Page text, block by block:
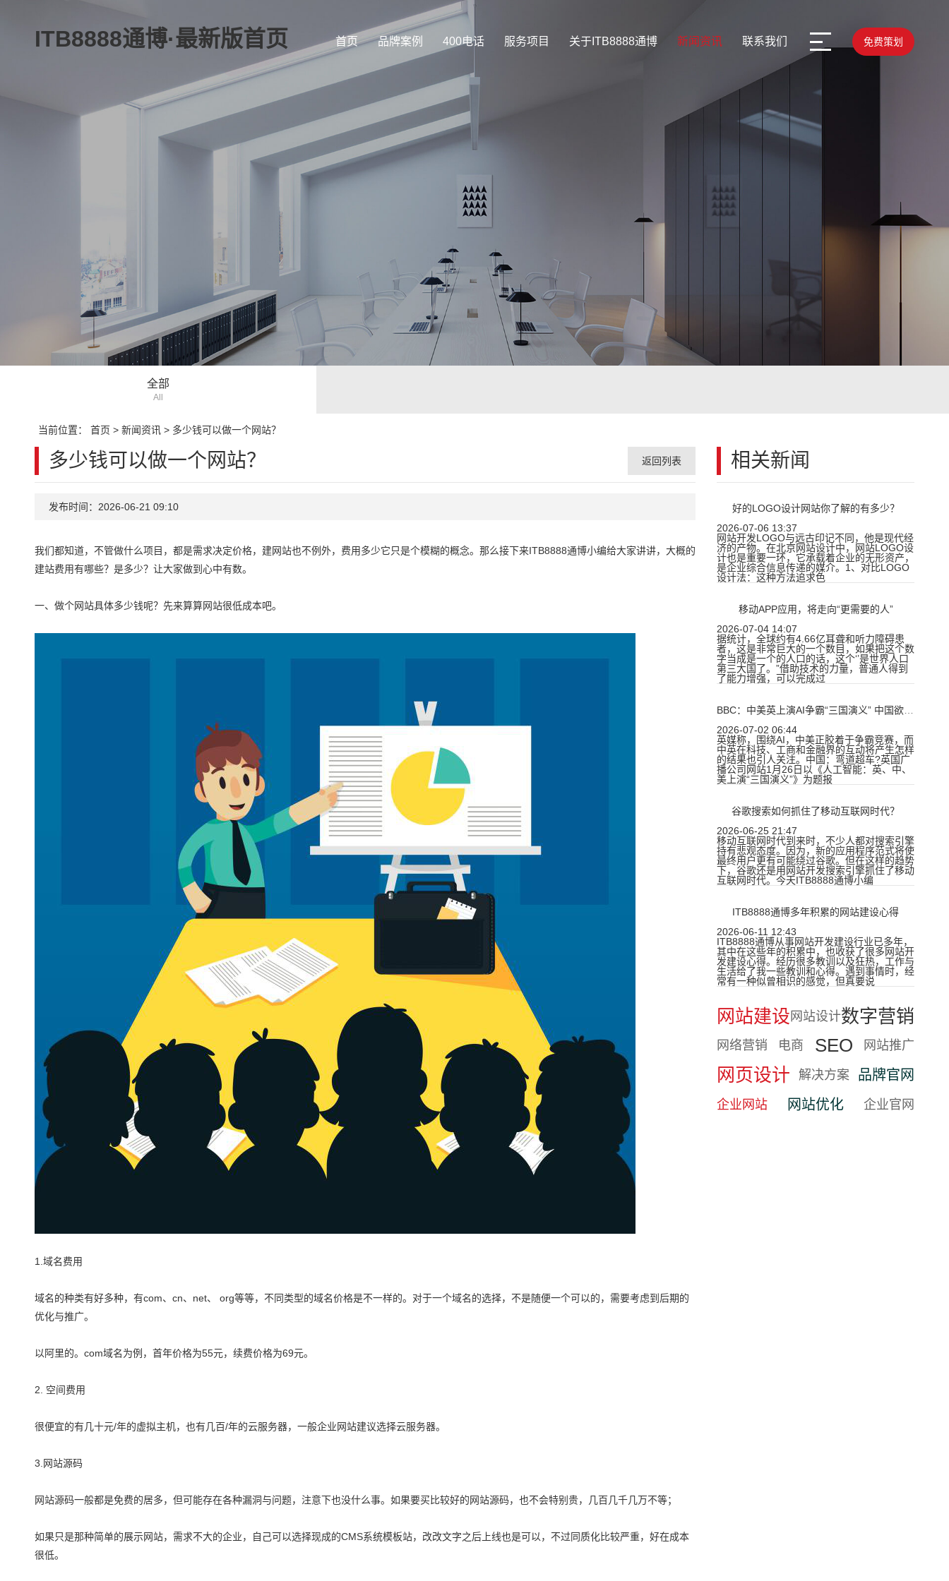
ITB8888通博·最新版首页 首页 品牌案例 400电话 服务项目 关于ITB8888通博 新闻资讯 联系我们 免费策划
全部
All
当前位置： 首页 > 新闻资讯> 多少钱可以做一个网站？
相关新闻
好的LOGO设计网站你了解的有多少？
2026-07-06 13:37
网站开发LOGO与远古印记不同，他是现代经
济的产物。在北京网站设计中，网站LOGO设
计也是重要一环，它承载着企业的无形资产，
是企业综合信息传递的媒介。1、对比LOGO
设计法：这种方法追求色
移动APP应用，将走向“更需要的人”
2026-07-04 14:07
据统计，全球约有4.66亿耳聋和听力障碍患
者，这是非常巨大的一个数目，如果把这个数
字当成是一个的人口的话，这个‘’是世界人口
第三大国了。”借助技术的力量，普通人得到
了能力增强，可以完成过
2026-07-02 06:44
英媒称，围绕AI，中美正胶着于争霸竞赛，而
中英在科技、工商和金融界的互动将产生怎样
的结果也引人关注。中国：弯道超车?英国广
播公司网站1月26日以《人工智能：英、中、
美上演“三国演义”》为题报
谷歌搜索如何抓住了移动互联网时代？
2026-06-25 21:47
移动互联网时代到来时，不少人都对搜索引擎
持有悲观态度。因为，新的应用程序范式将使
最终用户更有可能绕过谷歌。但在这样的趋势
下，谷歌还是用网站开发搜索引擎抓住了移动
互联网时代。今天ITB8888通博小编
ITB8888通博多年积累的网站建设心得
2026-06-11 12:43
ITB8888通博从事网站开发建设行业已多年，
其中在这些年的积累中，也收获了很多网站开
发建设心得。经历很多教训以及狂热，工作与
生活给了我一些教训和心得。遇到事情时，经
常有一种似曾相识的感觉，但真要说
网站建设 网站设计数字营销
网络营销 电商 SEO 网站推广
网页设计 解决方案 品牌官网
企业网站 网站优化 企业官网
多少钱可以做一个网站？ 返回列表
发布时间：2026-06-21 09:10
我们都知道，不管做什么项目，都是需求决定价格，建网站也不例外，费用多少它只是个模糊的概念。那么接下来ITB8888通博小编给大家讲讲，大概的
建站费用有哪些？是多少？让大家做到心中有数。
一、做个网站具体多少钱呢？先来算算网站很低成本吧。
1.域名费用
域名的种类有好多种，有com、cn、net、 org等等，不同类型的域名价格是不一样的。对于一个域名的选择，不是随便一个可以的，需要考虑到后期的
优化与推广。
以阿里的。com域名为例，首年价格为55元，续费价格为69元。
2. 空间费用
很便宜的有几十元/年的虚拟主机，也有几百/年的云服务器，一般企业网站建议选择云服务器。
3.网站源码
网站源码一般都是免费的居多，但可能存在各种漏洞与问题，注意下也没什么事。如果要买比较好的网站源码，也不会特别贵，几百几千几万不等；
如果只是那种简单的展示网站，需求不大的企业，自己可以选择现成的CMS系统模板站，改改文字之后上线也是可以，不过同质化比较严重，好在成本
很低。